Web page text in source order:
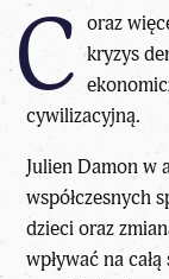
C oraz
kryzys
cywilizacyjną.
Julien Damon w
współczesnych
dzieci oraz
wpływać na całą